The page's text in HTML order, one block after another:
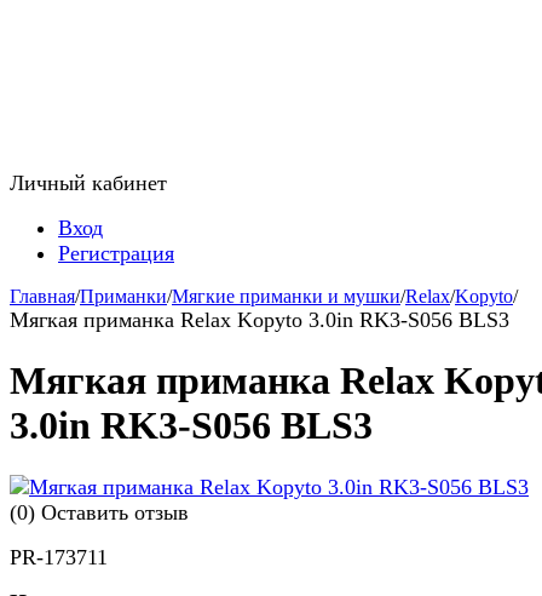
Личный кабинет
Вход
Регистрация
Главная/Приманки/Мягкие приманки и мушки/Relax/Kopyto/
Мягкая приманка Relax Kopyto 3.0in RK3-S056 BLS3
Мягкая приманка Relax
3.0in RK3-S056 BLS3
(0) Оставить отзыв
PR-173711